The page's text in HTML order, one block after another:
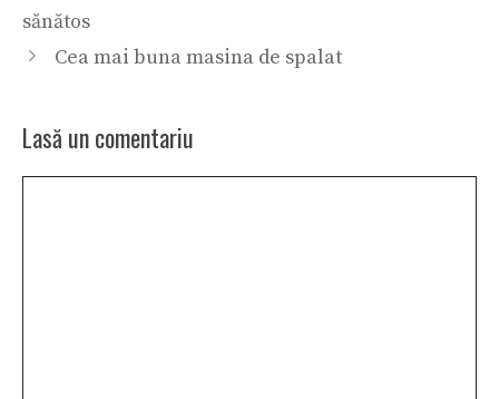
sănătos
Cea mai buna masina de spalat
Lasă un comentariu